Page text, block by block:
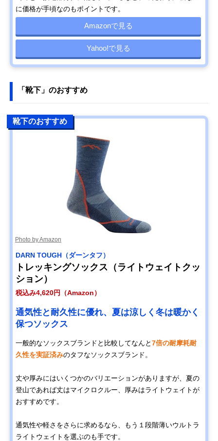
に価格が手頃なのもポイントです。
Amazonで見る
Yahoo!で見る
「靴下」のおすすめ
靴下のおすすめ
Photo by Amazon
DARN TOUGH（ダーンタフ）
トレッキングソックス（ライトウェイトクッ
ション）
税込み4,620円（Amazon）
通気性と耐久性に優れ、夏は涼しく冬は暖かく
保つソックス
一般的なソックスブランドと比較してなんと7倍の耐摩耗耐
久性を実証済みのタフなソックスブランド。
丈や厚みにはいくつかのバリエーションがありますが、夏の
登山であれば丈はマイクロクルー、厚みはライトウェイトが
おすすめです。
通気性や軽さをさらに求めるなら、もう１段階薄いウルトラ
ライトウェイトを選ぶのも手です。